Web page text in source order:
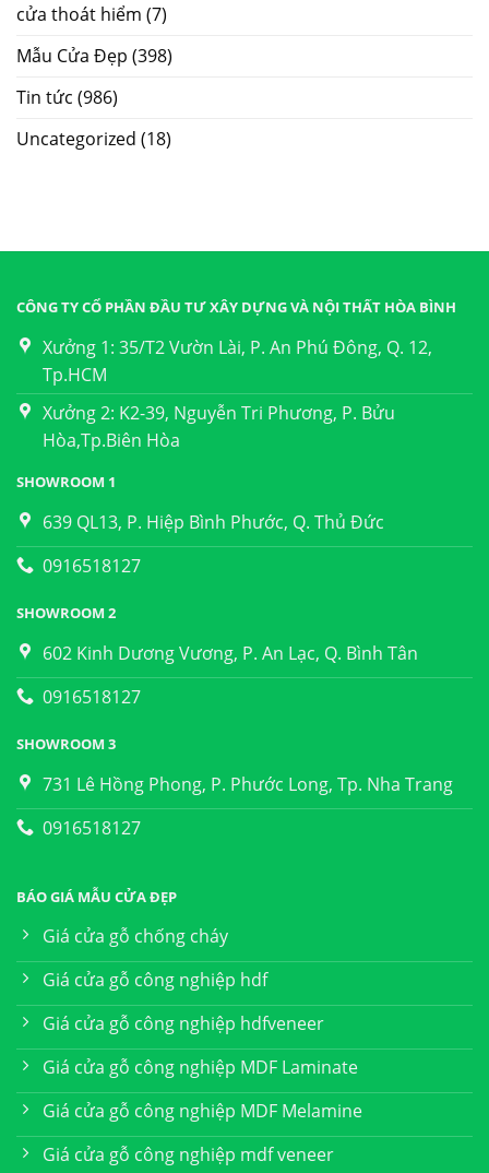
cửa thoát hiểm (7)
Mẫu Cửa Đẹp (398)
Tin tức (986)
Uncategorized (18)
CÔNG TY CỔ PHẦN ĐẦU TƯ XÂY DỰNG VÀ NỘI THẤT HÒA BÌNH
Xưởng 1: 35/T2 Vườn Lài, P. An Phú Đông, Q. 12,
Tp.HCM
Xưởng 2: K2-39, Nguyễn Tri Phương, P. Bửu
Hòa,Tp.Biên Hòa
SHOWROOM 1
639 QL13, P. Hiệp Bình Phước, Q. Thủ Đức
0916518127
SHOWROOM 2
602 Kinh Dương Vương, P. An Lạc, Q. Bình Tân
0916518127
SHOWROOM 3
731 Lê Hồng Phong, P. Phước Long, Tp. Nha Trang
0916518127
BÁO GIÁ MẪU CỬA ĐẸP
Giá cửa gỗ chống cháy
Giá cửa gỗ công nghiệp hdf
Giá cửa gỗ công nghiệp hdfveneer
Giá cửa gỗ công nghiệp MDF Laminate
Giá cửa gỗ công nghiệp MDF Melamine
Giá cửa gỗ công nghiệp mdf veneer